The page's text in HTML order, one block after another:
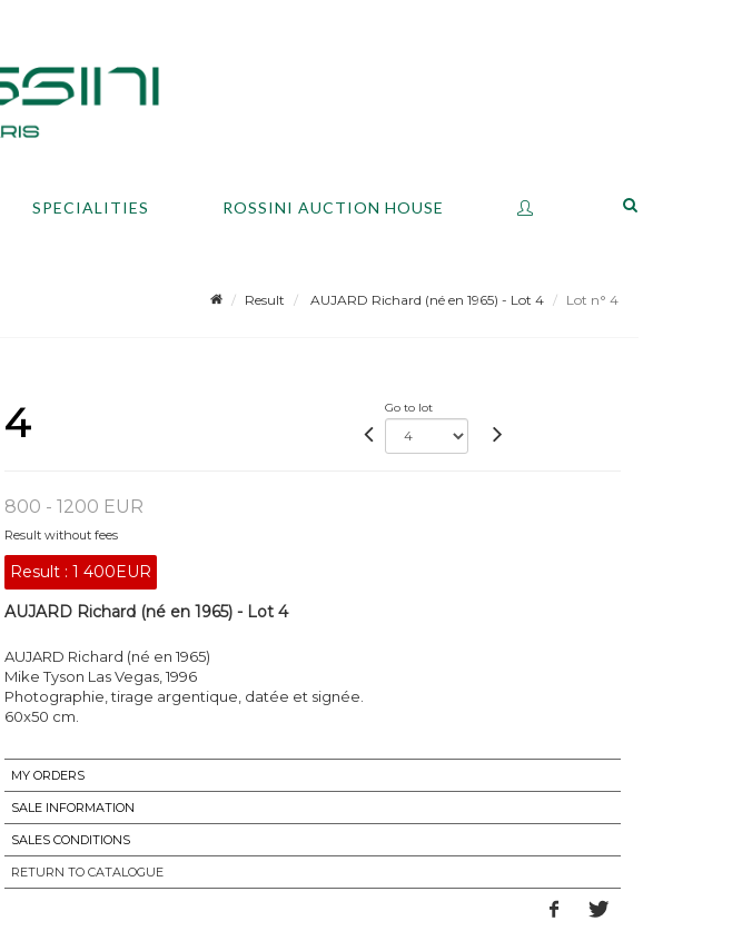
SPECIALITIES ROSSINI AUCTION HOUSE
Result AUJARD Richard (né en 1965) - Lot 4 Lot n° 4
4 Go to lot
800 - 1200 EUR
Result without fees
Result : 1 400EUR
AUJARD Richard (né en 1965) - Lot 4
AUJARD Richard (né en 1965)
Mike Tyson Las Vegas, 1996
Photographie, tirage argentique, datée et signée.
60x50 cm.
MY ORDERS
SALE INFORMATION
SALES CONDITIONS
RETURN TO CATALOGUE